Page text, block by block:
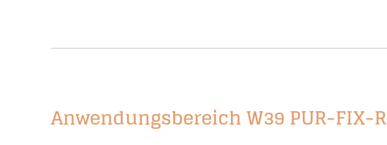
Anwendungsbereich W39 PUR-FIX-R